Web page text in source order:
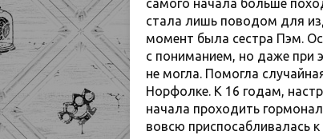
самого начала больше
стала лишь поводом для
момент была сестра Пэм.
с пониманием, но даже при
не могла. Помогла
Норфолке. К 16 годам,
начала проходить
вовсю приспосабливалась